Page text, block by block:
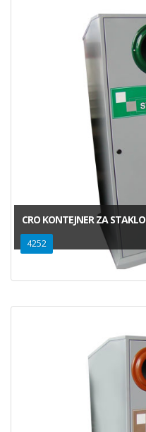
CRO KONTEJNER ZA STAKLO
4252